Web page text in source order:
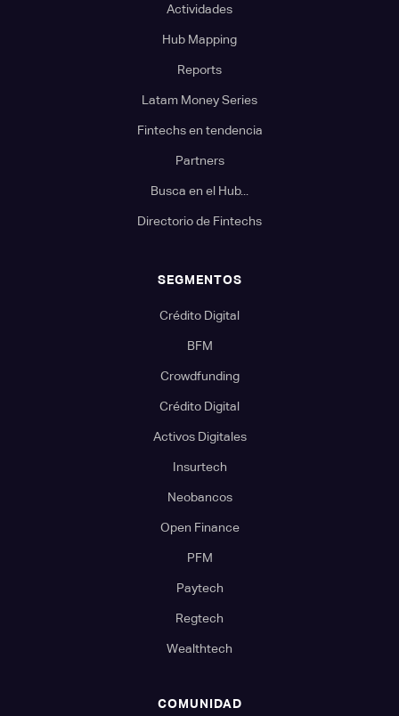
Actividades
Hub Mapping
Reports
Latam Money Series
Fintechs en tendencia
Partners
Busca en el Hub...
Directorio de Fintechs
SEGMENTOS
Crédito Digital
BFM
Crowdfunding
Crédito Digital
Activos Digitales
Insurtech
Neobancos
Open Finance
PFM
Paytech
Regtech
Wealthtech
COMUNIDAD